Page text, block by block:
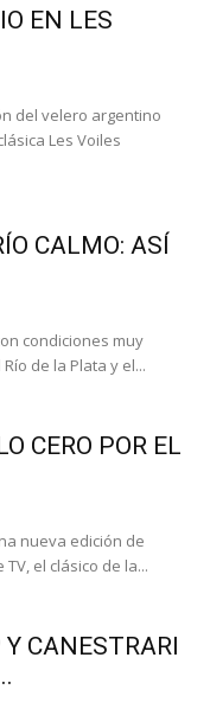
EN LES
del velero argentino
Les Voiles
CALMO: ASÍ
condiciones muy
de la Plata y el...
CERO POR EL
nueva edición de
el clásico de la...
CANESTRARI